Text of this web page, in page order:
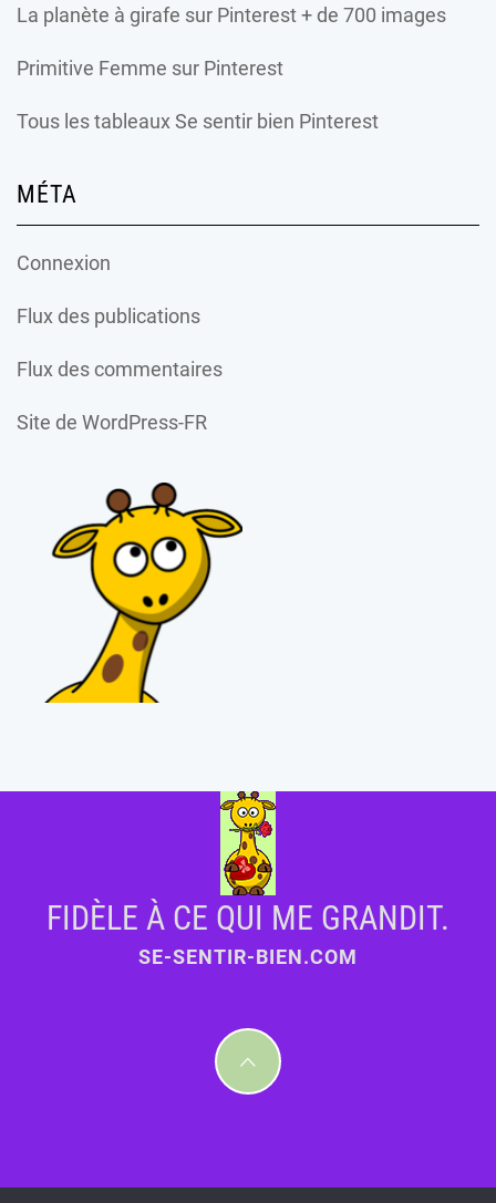
La planète à girafe sur Pinterest + de 700 images
Primitive Femme sur Pinterest
Tous les tableaux Se sentir bien Pinterest
MÉTA
Connexion
Flux des publications
Flux des commentaires
Site de WordPress-FR
FIDÈLE À CE QUI ME GRANDIT.
SE-SENTIR-BIEN.COM